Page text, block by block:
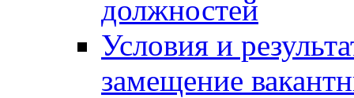
должностей
Условия и
замещение